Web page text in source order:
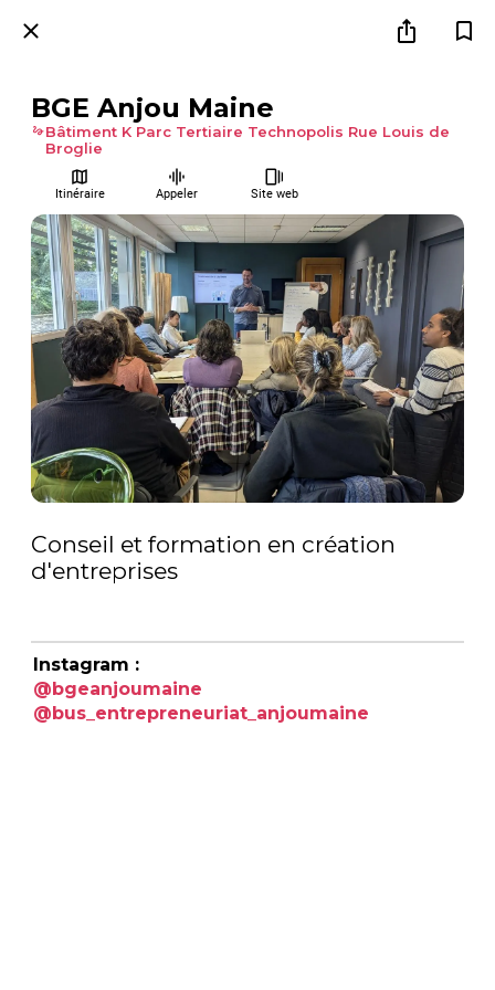
BGE Anjou Maine
Bâtiment K Parc Tertiaire Technopolis Rue Louis de
Broglie
Itinéraire Appeler Site web
Conseil et formation en création
d'entreprises
Instagram :
@bgeanjoumaine
@bus_entrepreneuriat_anjoumaine